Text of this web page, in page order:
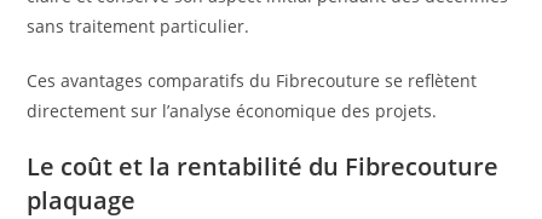
sans traitement particulier.
Ces avantages comparatifs du Fibrecouture se reflètent
directement sur l’analyse économique des projets.
Le coût et la rentabilité du Fibrecouture
plaquage